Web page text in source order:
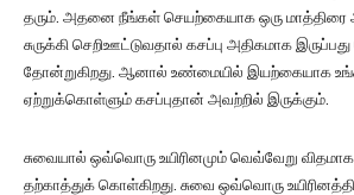
தரும். அதனை நீங்கள் செயற்கையாக ஒரு மாத்திரை
சுருக்கி செறிஊட்டுவதால் கசப்பு அதிகமாக
தோன்றுகிறது. ஆனால் உண்மையில் இயற்கையாக
ஏற்றுக்கொள்ளும் கசப்புதான் அவற்றில் இருக்கும்.
சுவையால் ஒவ்வொரு உயிரினமும் வெவ்வேறு
தற்காத்துக் கொள்கிறது. சுவை ஒவ்வொரு